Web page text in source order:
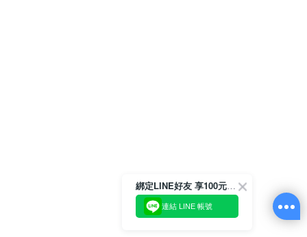
綁定LINE好友 享100元折價券
連結 LINE 帳號